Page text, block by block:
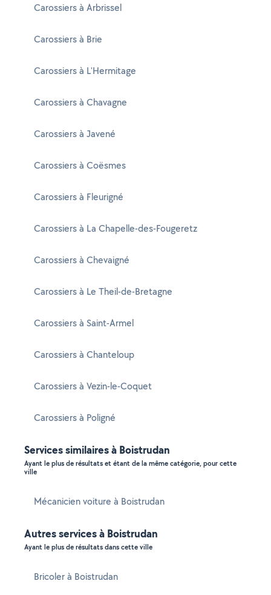
Carossiers à Arbrissel
Carossiers à Brie
Carossiers à L'Hermitage
Carossiers à Chavagne
Carossiers à Javené
Carossiers à Coësmes
Carossiers à Fleurigné
Carossiers à La Chapelle-des-Fougeretz
Carossiers à Chevaigné
Carossiers à Le Theil-de-Bretagne
Carossiers à Saint-Armel
Carossiers à Chanteloup
Carossiers à Vezin-le-Coquet
Carossiers à Poligné
Services similaires à Boistrudan
Ayant le plus de résultats et étant de la même catégorie, pour cette
ville
Mécanicien voiture à Boistrudan
Autres services à Boistrudan
Ayant le plus de résultats dans cette ville
Bricoler à Boistrudan